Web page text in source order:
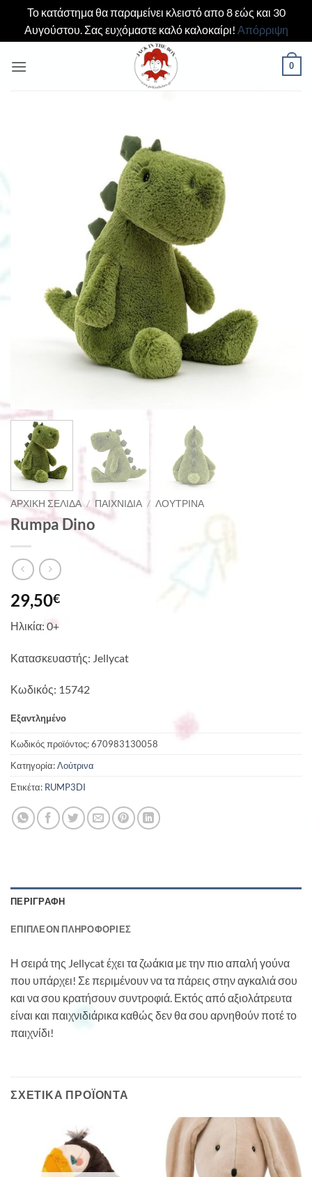
Το κατάστημα θα παραμείνει κλειστό απο 8 εώς και 30
Αυγούστου. Σας ευχόμαστε καλό καλοκαίρι! Απόρριψη
στο
0
ΑΡΧΙΚΉ ΣΕΛΊΔΑ / ΠΑΙΧΝΊΔΙΑ / ΛΟΎΤΡΙΝΑ
Rumpa Dino
29,50€
Ηλικία: 0+
Κατασκευαστής: Jellycat
Κωδικός: 15742
Εξαντλημένο
Κωδικός προϊόντος:670983130058
Κατηγορία:Λούτρινα
Ετικέτα: RUMP3DI
ΠΕΡΙΓΡΑΦΉ
ΕΠΙΠΛΈΟΝ ΠΛΗΡΟΦΟΡΊΕΣ
Η σειρά της Jellycat έχει τα ζωάκια με την πιο απαλή γούνα
που υπάρχει! Σε περιμένουν να τα πάρεις στην αγκαλιά σου
και να σου κρατήσουν συντροφιά. Εκτός από αξιολάτρευτα
είναι και παιχνιδιάρικα καθώς δεν θα σου αρνηθούν ποτέ το
παιχνίδι!
ΣΧΕΤΙΚΆ ΠΡΟΪΌΝΤΑ